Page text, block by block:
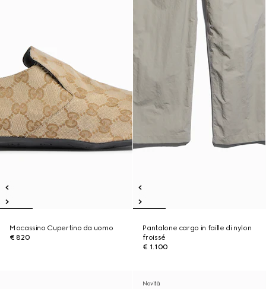
Mocassino Cupertino da uomo
€ 820
Pantalone cargo in faille di nylon
froissé
€ 1.100
Novità